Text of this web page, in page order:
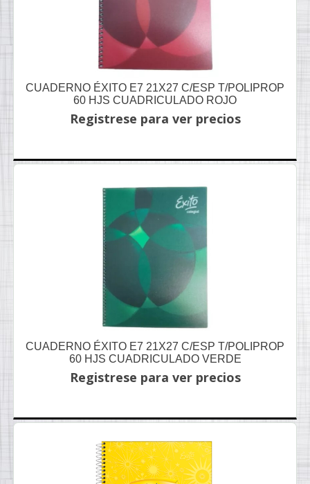
CUADERNO ÉXITO E7 21X27 C/ESP T/POLIPROP
60 HJS CUADRICULADO ROJO
Registrese para ver precios
CUADERNO ÉXITO E7 21X27 C/ESP T/POLIPROP
60 HJS CUADRICULADO VERDE
Registrese para ver precios